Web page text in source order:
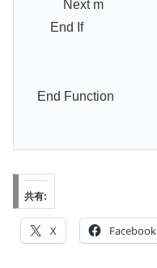
Next m
End If
End Function
共有:
X Facebook